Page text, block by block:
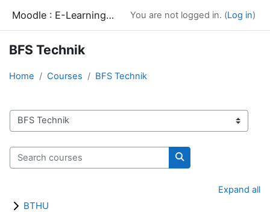
Moodle : E-Learning-Bereich des Paul-Spiegel-Berufskollegs You are not logged in. (Log in)
BFS Technik
Home Courses BFS Technik
Course categories
Search courses
Search courses
Expand all
BTHU